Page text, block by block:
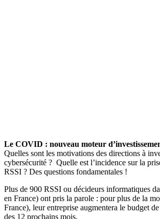
Le COVID : nouveau moteur
Quelles sont les motivations des directions à
cybersécurité ? Quelle est l’incidence sur la
RSSI ? Des questions fondamentales !
Plus de 900 RSSI ou décideurs informatiques
en France) ont pris la parole : pour plus de la
France), leur entreprise augmentera le budget
des 12 prochains mois.